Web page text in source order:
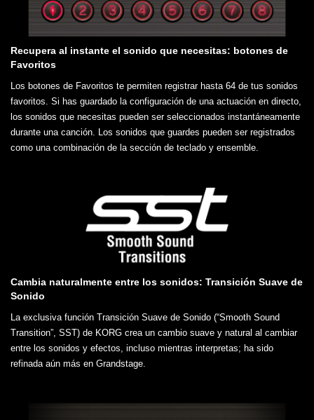
Recupera al instante el sonido que necesitas: botones de
Favoritos
Los botones de Favoritos te permiten registrar hasta 64 de tus sonidos
favoritos. Si has guardado la configuración de una actuación en directo,
los sonidos que necesitas pueden ser seleccionados instantáneamente
durante una canción. Los sonidos que guardes pueden ser registrados
como una combinación de la sección de teclado y ensemble.
Cambia naturalmente entre los sonidos: Transición Suave de
Sonido
La exclusiva función Transición Suave de Sonido (“Smooth Sound
Transition”, SST) de KORG crea un cambio suave y natural al cambiar
entre los sonidos y efectos, incluso mientras interpretas; ha sido
refinada aún más en Grandstage.